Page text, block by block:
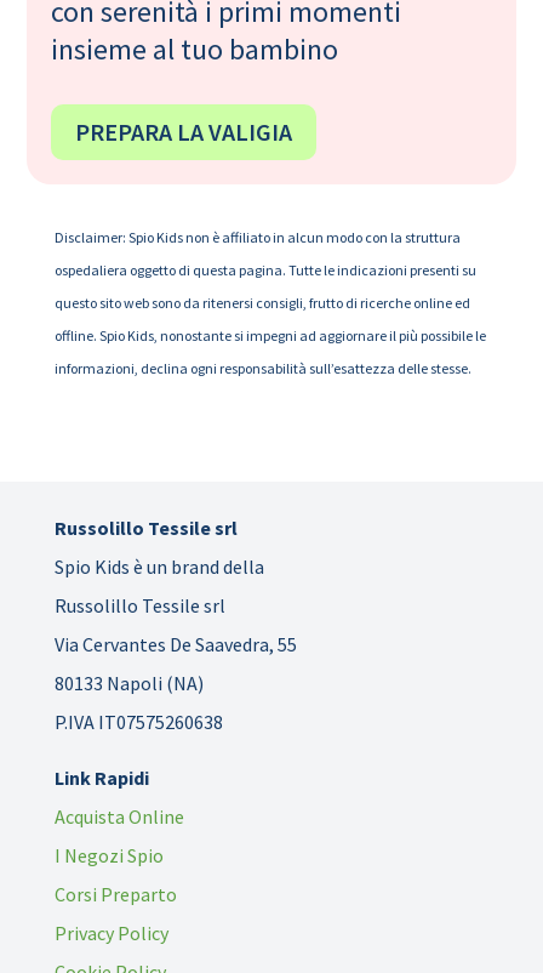
con serenità i primi momenti
insieme al tuo bambino
PREPARA LA VALIGIA
Disclaimer: Spio Kids non è affiliato in alcun modo con la struttura
ospedaliera oggetto di questa pagina. Tutte le indicazioni presenti su
questo sito web sono da ritenersi consigli, frutto di ricerche online ed
offline. Spio Kids, nonostante si impegni ad aggiornare il più possibile le
informazioni, declina ogni responsabilità sull’esattezza delle stesse.
Russolillo Tessile srl
Spio Kids è un brand della
Russolillo Tessile srl
Via Cervantes De Saavedra, 55
80133 Napoli (NA)
P.IVA IT07575260638
Link Rapidi
Acquista Online
I Negozi Spio
Corsi Preparto
Privacy Policy